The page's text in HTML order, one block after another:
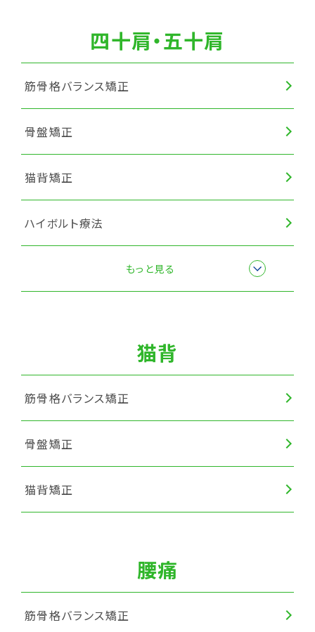
四十肩・五十肩
筋骨格バランス矯正
骨盤矯正
猫背矯正
ハイボルト療法
もっと見る
猫背
筋骨格バランス矯正
骨盤矯正
猫背矯正
腰痛
筋骨格バランス矯正